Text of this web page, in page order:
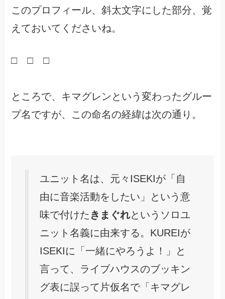
このプロフィール、斜太文字にした部分、覚
えておいてくださいね。
□ □ □
ところで、キマグレンという変わったグルー
プ名ですが、この命名の経緯は次の通り。
ユニット名は、元々ISEKIが「自
由に音楽活動をしたい」という意
味で付けた きまぐれというソロユ
ニット名義に由来する。KUREIが
ISEKIに「一緒にやろうよ！」と
言って、ライブハウスのブッキン
グ表に誤って片仮名で「キマグレ